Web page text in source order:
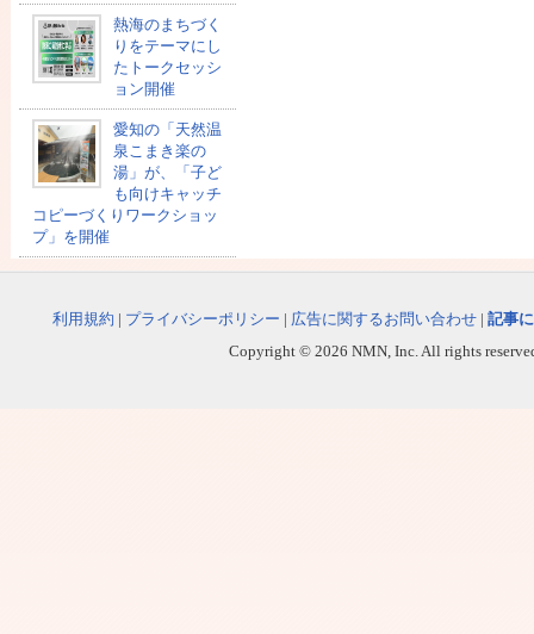
熱海のまちづく
りをテーマにし
たトークセッシ
ョン開催
愛知の「天然温
泉こまき楽の
湯」が、「子ど
も向けキャッチ
コピーづくりワークショッ
プ」を開催
利用規約 | プライバシーポリシー | 広告に関するお問い合わせ | 記事
Copyright © 2026 NMN, Inc. All rights